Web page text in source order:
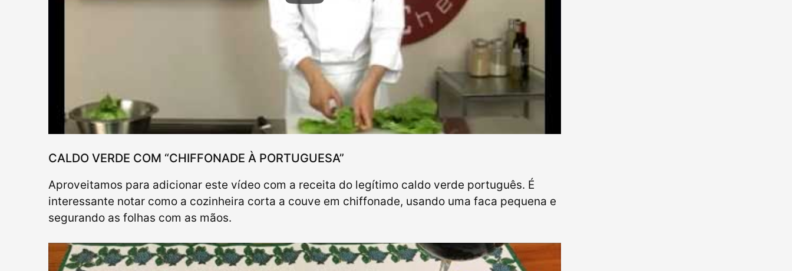
CALDO VERDE COM “CHIFFONADE À PORTUGUESA”
Aproveitamos para adicionar este vídeo com a receita do legítimo caldo verde português. É
interessante notar como a cozinheira corta a couve em chiffonade, usando uma faca pequena e
segurando as folhas com as mãos.